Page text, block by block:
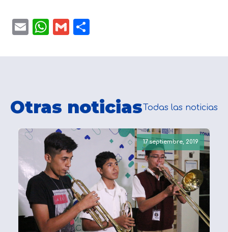
EmailWhatsApp
Gmail
Otras noticiasTodas las noticias
17 septiembre, 2019